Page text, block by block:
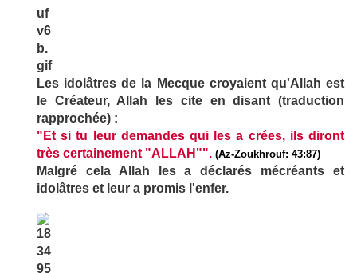
Les idolâtres de la Mecque croyaient qu'Allah est
le Créateur, Allah les cite en disant (traduction
rapprochée) :
"Et si tu leur demandes qui les a crées, ils diront
très certainement "ALLAH"". (Az-Zoukhrouf: 43:87)
Malgré cela Allah les a déclarés mécréants et
idolâtres et leur a promis l'enfer.